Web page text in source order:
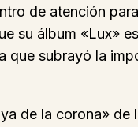
de atención
su álbum «Lux»
subrayó la
de la corona»